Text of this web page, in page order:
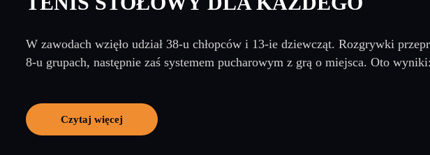
W zawodach wzięło udział 38-u chłopców i 13-ie dziewcząt. Rozgrywki
8-u grupach, następnie zaś systemem pucharowym z grą o miejsca. Oto
Czytaj więcej